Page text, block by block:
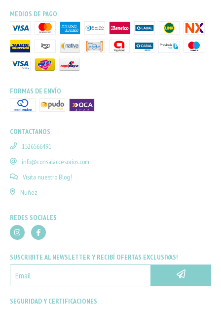
MEDIOS DE PAGO
FORMAS DE ENVÍO
CONTACTANOS
1526566491
info@consalaccesorios.com
Visita nuestro Blog!
Nuñez
REDES SOCIALES
SUSCRIBITE AL NEWSLETTER Y RECIBÍ OFERTAS EXCLUSIVAS!
SEGURIDAD Y CERTIFICACIONES